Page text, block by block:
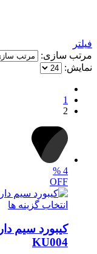
فیلتر
مرتب سازی:
نمایش:
1
2
4
%
OFF
انتخاب گزینه ها
کیبورد سیم
KU004